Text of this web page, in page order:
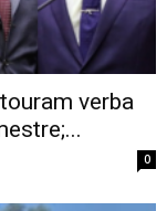
verba
0